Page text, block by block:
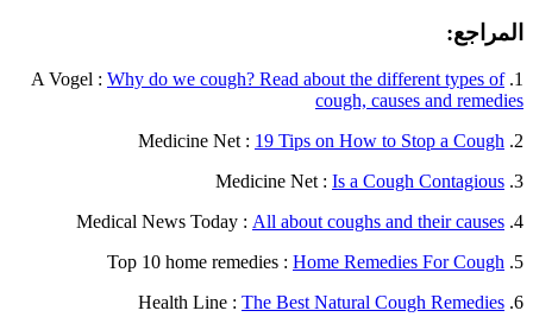
المراجع:
1. A Vogel :
Why do we cough? Read about the different types of
cough, causes and remedies
2. Medicine Net :
19 Tips on How to Stop a Cough
3. Medicine Net :
Is a Cough Contagious
4. Medical News Today :
All about coughs and their causes
5. Top 10 home remedies :
Home Remedies For Cough
6. Health Line :
The Best Natural Cough Remedies